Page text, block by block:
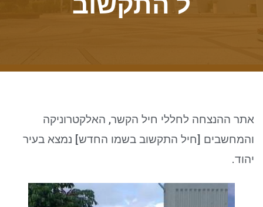
ניגודיות כהה
אתר ההנצחה לחללי חיל הקשר, האלקטרוניקה
והמחשבים [חיל התקשוב בשמו החדש] נמצא בעיר
יהוד.